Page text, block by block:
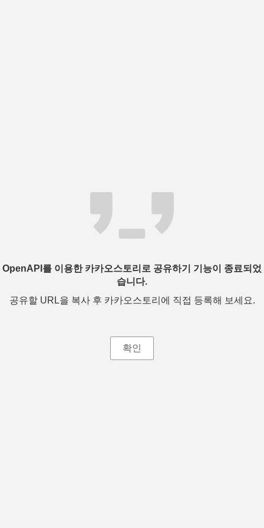
OpenAPI를 이용한 카카오스토리로 공유하기 기능이 종료되었
습니다.
공유할 URL을 복사 후 카카오스토리에 직접 등록해 보세요.
확인